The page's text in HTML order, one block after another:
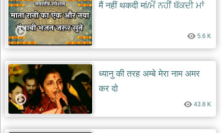
मैं नहीं थकदी मां/ਮੈਂ ਨਹੀਂ ਥੱਕਦੀ ਮਾਂ
5.6 K
ध्यानु की तरह अम्बे मेरा नाम अमर
कर दो
43.8 K